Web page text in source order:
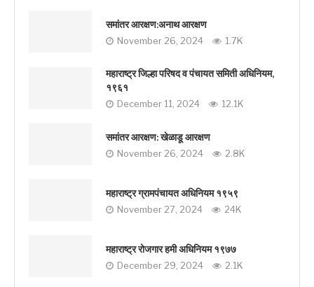
समांतर आरक्षण:अनाथ आरक्षण
November 26, 2024 1.7K
महाराष्ट्र जिल्हा परिषद व पंचायत समिती अधिनियम,
१९६१
December 11, 2024 12.1K
समांतर आरक्षण: खेळाडू आरक्षण
November 26, 2024 2.8K
महाराष्ट्र ग्रामपंचायत अधिनियम १९५९
November 27, 2024 24K
महाराष्ट्र रोजगार हमी अधिनियम १९७७
December 29, 2024 2.1K